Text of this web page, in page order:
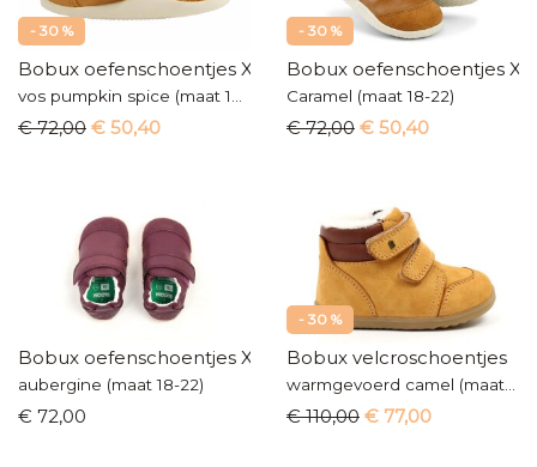
- 30 %
Bobux oefenschoentjes Xplorer
€ 72,00 € 50,40
- 30 %
Bobux oefenschoentjes
Caramel (maat 18-22)
€ 72,00 € 50,40
Bobux oefenschoentjes Xplorer
aubergine (maat 18-22)
€ 72,00
- 30 %
Bobux velcroschoentjes
€ 110,00 € 77,00